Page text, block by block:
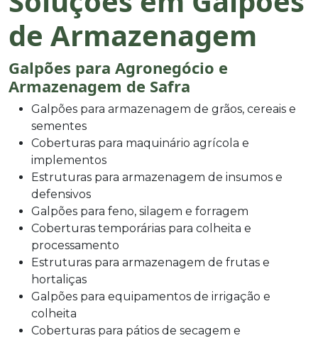
de Armazenagem
Galpões para Agronegócio e
Armazenagem de Safra
Galpões para armazenagem de grãos, cereais e
sementes
Coberturas para maquinário agrícola e
implementos
Estruturas para armazenagem de insumos e
defensivos
Galpões para feno, silagem e forragem
Coberturas temporárias para colheita e
processamento
Estruturas para armazenagem de frutas e
hortaliças
Galpões para equipamentos de irrigação e
colheita
Coberturas para pátios de secagem e